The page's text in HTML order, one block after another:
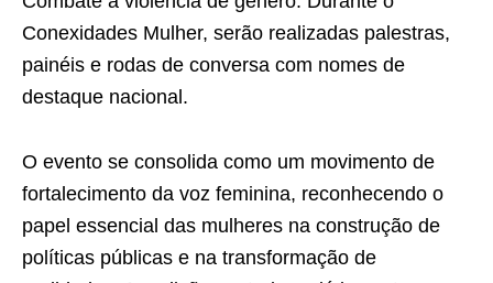
Conexidades Mulher, serão realizadas palestras,
painéis e rodas de conversa com nomes de
destaque nacional.
O evento se consolida como um movimento de
fortalecimento da voz feminina, reconhecendo o
papel essencial das mulheres na construção de
políticas públicas e na transformação de